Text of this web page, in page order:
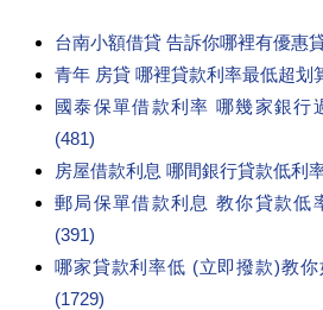
台南小額借貸 告訴你哪裡有優惠
青年 房貸 哪裡貸款利率最低超划
國泰保單借款利率 哪幾家銀行
(481)
房屋借款利息 哪間銀行貸款低利
郵局保單借款利息 教你貸款低
(391)
哪家貸款利率低 (立即撥款)教
(1729)